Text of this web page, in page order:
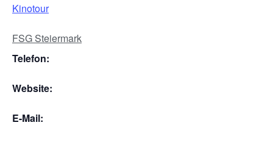
Kinotour
FSG Steiermark
Telefon:
Website:
E-Mail: